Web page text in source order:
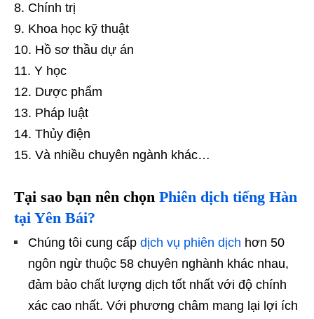
Chính trị
Khoa học kỹ thuật
Hồ sơ thầu dự án
Y học
Dược phẩm
Pháp luật
Thủy điện
Và nhiều chuyên ngành khác…
Tại sao bạn nên chọn Phiên dịch tiếng Hàn
tại Yên Bái?
Chúng tôi cung cấp dịch vụ phiên dịch hơn 50
ngôn ngừ thuộc 58 chuyên nghành khác nhau,
đảm bảo chất lượng dịch tốt nhất với độ chính
xác cao nhất. Với phương châm mang lại lợi ích